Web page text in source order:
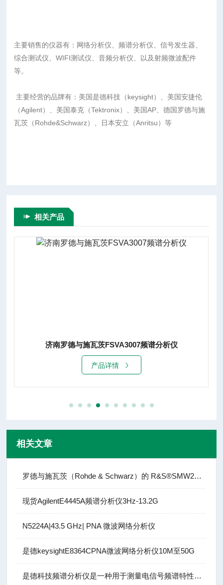
主要销售的仪器有：网络分析仪、频谱分析仪、信号发生器、
综合测试仪、WIFI测试仪、音频分析仪、以及射频微波配件
等。
主要经营的品牌有：美国是德科技（keysight）、美国安捷伦
（Agilent）、美国泰克（Tektronix）、美国AP、德国罗德与施
瓦茨（Rohde&Schwarz）、日本安立（Anritsu）等
相关产品
济南罗德与施瓦茨FSVA3007频谱分析仪
产品详情
相关文章
罗德与施瓦茨（Rohde & Schwarz）的 R&S®SMW200A
现货AgilentE4445A频谱分析仪3Hz-13.2G
N5224A|43.5 GHz| PNA 微波网络分析仪
是德keysightE8364CPNA微波网络分析仪10M至50G
是德科技频谱分析仪是一种用于测量电信号频谱特性的电子测量仪器